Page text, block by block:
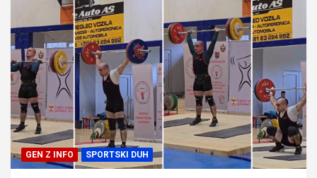
GEN Z INFO SPORTSKI DUH